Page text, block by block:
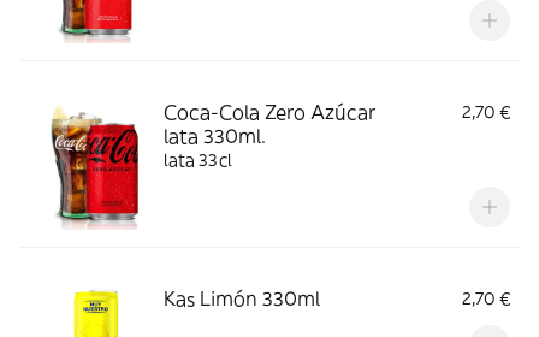
Coca-Cola Zero Azúcar
lata 330ml.
2,70 €
lata 33cl
Kas Limón 330ml 2,70 €